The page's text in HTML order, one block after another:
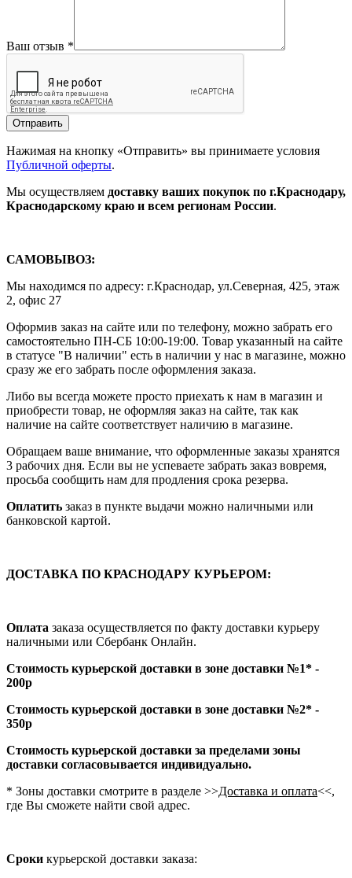
Ваш отзыв *
Отправить
Нажимая на кнопку «Отправить» вы принимаете условия
Публичной оферты.
Мы осуществляем доставку ваших покупок по г.Краснодару,
Краснодарскому краю и всем регионам России.
САМОВЫВОЗ:
Мы находимся по адресу: г.Краснодар, ул.Северная, 425, этаж
2, офис 27
Оформив заказ на сайте или по телефону, можно забрать его
самостоятельно ПН-СБ 10:00-19:00. Товар указанный на сайте
в статусе "В наличии" есть в наличии у нас в магазине, можно
сразу же его забрать после оформления заказа.
Либо вы всегда можете просто приехать к нам в магазин и
приобрести товар, не оформляя заказ на сайте, так как
наличие на сайте соответствует наличию в магазине.
Обращаем ваше внимание, что оформленные заказы хранятся
3 рабочих дня. Если вы не успеваете забрать заказ вовремя,
просьба сообщить нам для продления срока резерва.
Оплатить заказ в пункте выдачи можно наличными или
банковской картой.
ДОСТАВКА ПО КРАСНОДАРУ КУРЬЕРОМ:
Оплата заказа осуществляется по факту доставки курьеру
наличными или Сбербанк Онлайн.
Стоимость курьерской доставки в зоне доставки №1* -
200р
Стоимость курьерской доставки в зоне доставки №2* -
350р
Стоимость курьерской доставки за пределами зоны
доставки согласовывается индивидуально.
* Зоны доставки смотрите в разделе >>Доставка и оплата<<,
где Вы сможете найти свой адрес.
Сроки курьерской доставки заказа: